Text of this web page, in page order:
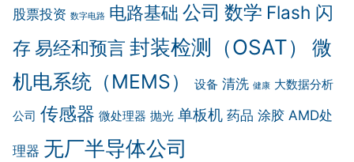
股票投资 数字电路 电路基础 公司 数学 Flash 闪
存 易经和预言 封装检测（OSAT）
微
机电系统（MEMS）
设备 清洗 健康 大数据分析
公司 传感器 微处理器 抛光 单板机 药品 涂胶 AMD处
理器 无厂半导体公司